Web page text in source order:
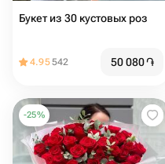
Букет из 30 кустовых роз
4.95542 50 080֏
-25%